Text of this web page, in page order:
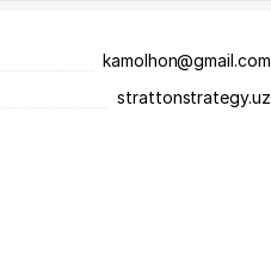
kamolhon@gmail.com
strattonstrategy.uz